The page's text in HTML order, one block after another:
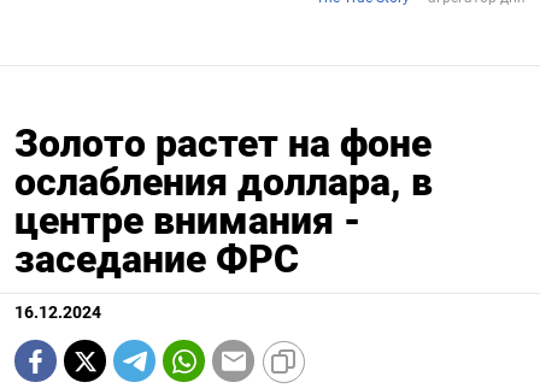
Золото растет на фоне
ослабления доллара, в
центре внимания -
заседание ФРС
16.12.2024